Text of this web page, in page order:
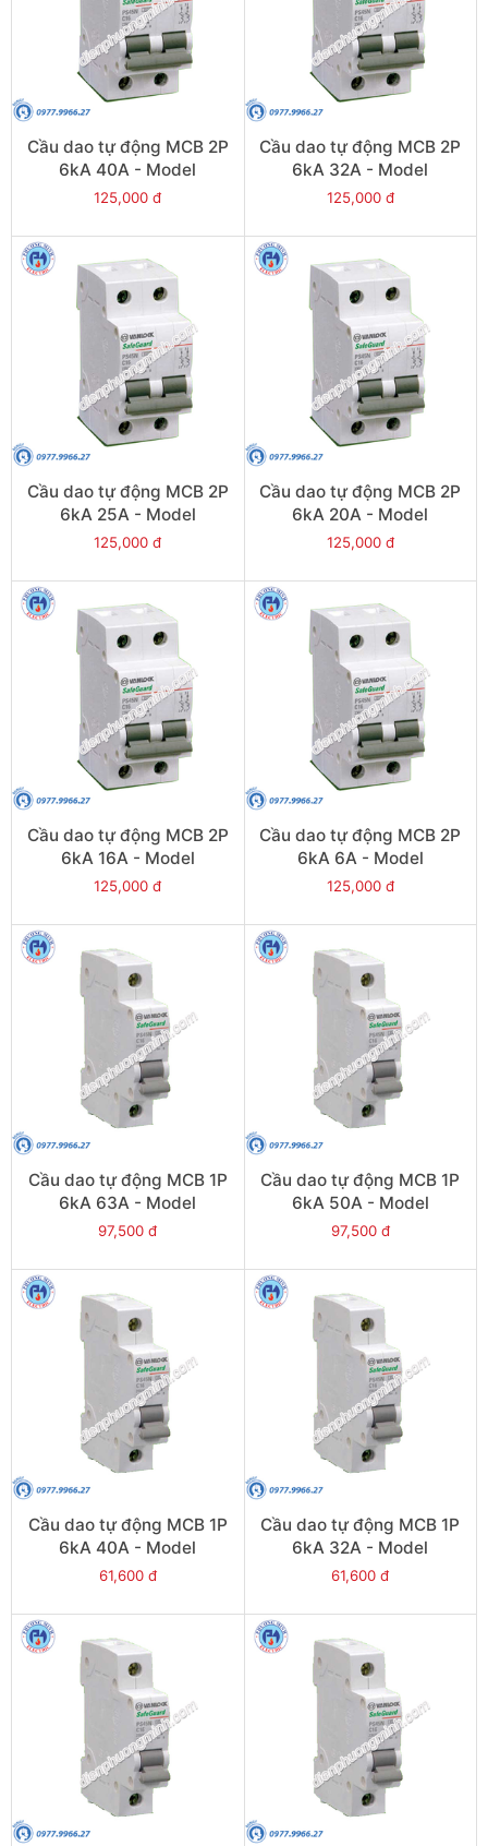
Cầu dao tự động MCB 2P
6kA 40A - Model
PS45S/C2040
125,000 đ
Cầu dao tự động MCB 2P
6kA 32A - Model
PS45S/C2032
125,000 đ
Cầu dao tự động MCB 2P
6kA 25A - Model
PS45S/C2025
125,000 đ
Cầu dao tự động MCB 2P
6kA 20A - Model
PS45S/C2020
125,000 đ
Cầu dao tự động MCB 2P
6kA 16A - Model
PS45S/C2016
125,000 đ
Cầu dao tự động MCB 2P
6kA 6A - Model
PS45S/C2006
125,000 đ
Cầu dao tự động MCB 1P
6kA 63A - Model
PS45S/C1063
97,500 đ
Cầu dao tự động MCB 1P
6kA 50A - Model
PS45S/C1050
97,500 đ
Cầu dao tự động MCB 1P
6kA 40A - Model
PS45S/C1040
61,600 đ
Cầu dao tự động MCB 1P
6kA 32A - Model
PS45S/C1032
61,600 đ